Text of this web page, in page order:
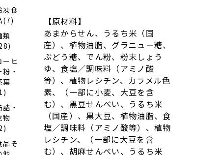
凍食
(7)
類
ーヒ
粉・
葉
詰・
物
品そ
【原材料】
あまからせん、うるち米（国
産）、植物油脂、グラニュー糖、
ぶどう糖、でん粉、粉末しょう
ゆ、食塩／調味料（アミノ酸
等）、植物レシチン、カラメル色
素、（一部に小麦、大豆を含
む）、黒豆せんべい、うるち米
（国産）、黒大豆、植物油脂、食
塩／調味料（アミノ酸等）、植物
レシチン、（一部に大豆を含
む）、胡麻せんべい、うるち米